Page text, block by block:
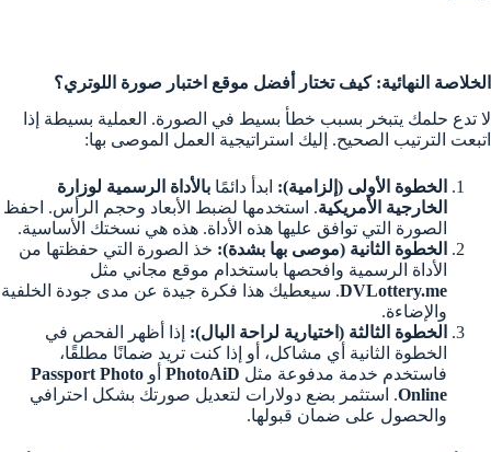
الخلاصة النهائية: كيف تختار أفضل موقع اختبار صورة اللوتري؟
لا تدع حلمك يتبخر بسبب خطأ بسيط في الصورة. العملية بسيطة إذا
اتبعت الترتيب الصحيح. إليك استراتيجية العمل الموصى بها:
الخطوة الأولى (إلزامية): ابدأ دائمًا بالأداة الرسمية لوزارة
الخارجية الأمريكية. استخدمها لضبط الأبعاد وحجم الرأس. احفظ
الصورة التي توافق عليها هذه الأداة. هذه هي نسختك الأساسية.
الخطوة الثانية (موصى بها بشدة): خذ الصورة التي حفظتها من
الأداة الرسمية وافحصها باستخدام موقع مجاني مثل
DVLottery.me. سيعطيك هذا فكرة جيدة عن مدى جودة الخلفية
والإضاءة.
الخطوة الثالثة (اختيارية لراحة البال): إذا أظهر الفحص في
الخطوة الثانية أي مشاكل، أو إذا كنت تريد ضمانًا مطلقًا،
فاستخدم خدمة مدفوعة مثل PhotoAiD أو Passport Photo
Online. استثمر بضع دولارات لتعديل صورتك بشكل احترافي
والحصول على ضمان قبولها.